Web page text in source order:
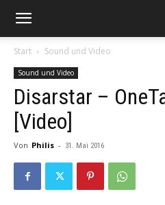
Start Sound und Video
Sound und Video
Disarstar –
[Video]
Von Philis - 31. Mai 2016